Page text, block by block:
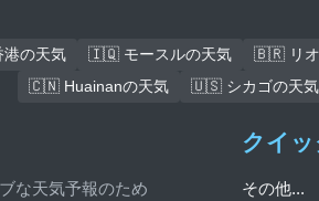
の天気 🇮🇶 モースルの天気 🇧🇷 リオ
🇨🇳 Huainanの天気
🇺🇸 シカゴの天気
な天気予報のため
クイ
その他...